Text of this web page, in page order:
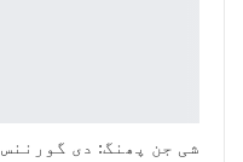
شی جن پھنگ: دی گورننس